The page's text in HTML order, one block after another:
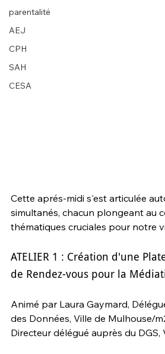
parentalité
AEJ
CPH
SAH
CESA
Cette aprés-midi s'est articulée
simultanés, chacun plongeant au
thématiques cruciales pour notre
ATELIER 1 : Création d'une
de Rendez-vous pour la
Animé par Laura Gaymard,
des Données, Ville de Mulhouse/
Directeur délégué auprès du DGS,